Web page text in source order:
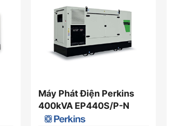
Máy Phát Điện Perkins
400kVA EP440S/P-N